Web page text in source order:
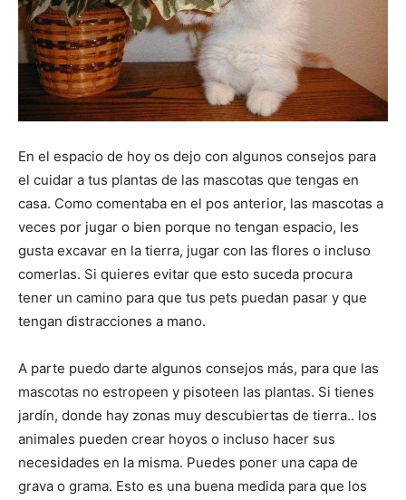
En el espacio de hoy os dejo con algunos consejos para
el cuidar a tus plantas de las mascotas que tengas en
casa. Como comentaba en el pos anterior, las mascotas a
veces por jugar o bien porque no tengan espacio, les
gusta excavar en la tierra, jugar con las flores o incluso
comerlas. Si quieres evitar que esto suceda procura
tener un camino para que tus pets puedan pasar y que
tengan distracciones a mano.
A parte puedo darte algunos consejos más, para que las
mascotas no estropeen y pisoteen las plantas. Si tienes
jardín, donde hay zonas muy descubiertas de tierra.. los
animales pueden crear hoyos o incluso hacer sus
necesidades en la misma. Puedes poner una capa de
grava o grama. Esto es una buena medida para que los